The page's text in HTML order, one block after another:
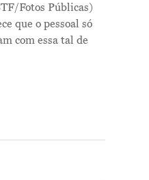
Fotos Públicas)
que o pessoal só
com essa tal de